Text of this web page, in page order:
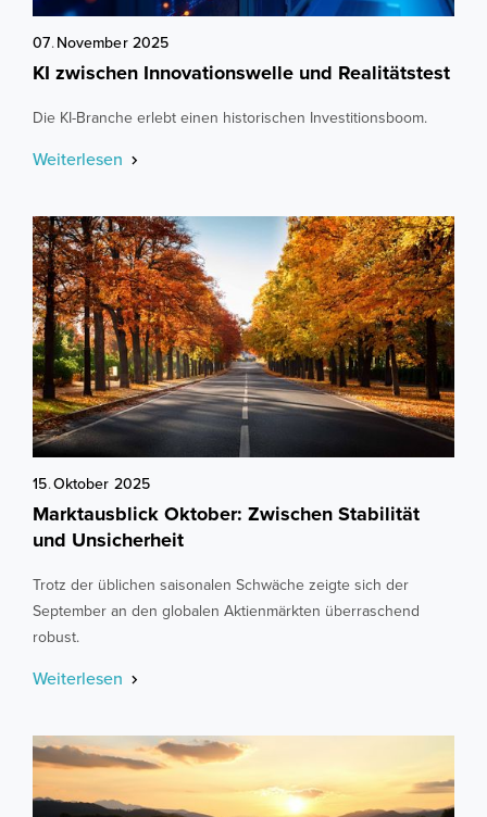
07.November 2025
KI zwischen Innovationswelle und Realitätstest
Die KI-Branche erlebt einen historischen Investitionsboom.
Weiterlesen
15.Oktober 2025
Marktausblick Oktober: Zwischen Stabilität
und Unsicherheit
Trotz der üblichen saisonalen Schwäche zeigte sich der
September an den globalen Aktienmärkten überraschend
robust.
Weiterlesen